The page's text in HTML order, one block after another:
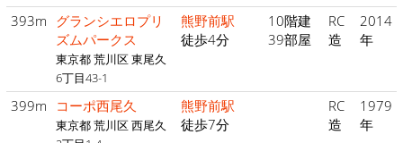
393m グランシエロプリ
ズムパークス
東京都 荒川区 東尾久
6丁目43-1
熊野前駅
徒歩4分
10階建
39部屋
RC
造
2014
年
399m コーポ西尾久
東京都 荒川区 西尾久
熊野前駅
徒歩7分
RC
造
1979
年